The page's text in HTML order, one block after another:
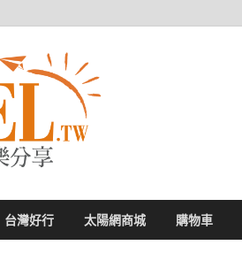
台灣好行 太陽網商城 購物車